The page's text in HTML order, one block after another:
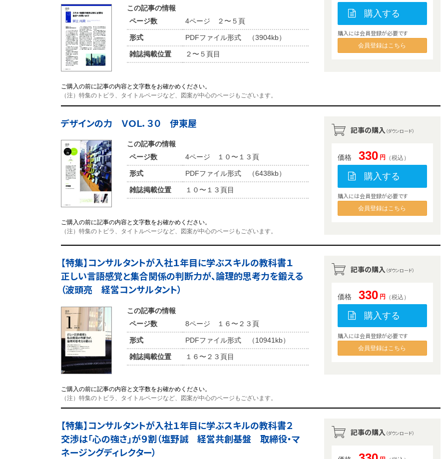
この記事の情報
ページ数
4ページ ２〜５頁
形式 PDFファイル形式 （3904kb）
雑誌掲載位置 ２〜５頁目
ご購入の前に記事の内容と文字数をお確かめください。
（注）特集のトビラ、タイトルページなど、図案が中心のページもございます。
購入する
購入には会員登録が必要です
会員登録はこちら
デザインの力 ＶＯＬ．３０ 伊東屋
この記事の情報
ページ数
4ページ １０〜１３頁
形式 PDFファイル形式 （6438kb）
雑誌掲載位置 １０〜１３頁目
ご購入の前に記事の内容と文字数をお確かめください。
（注）特集のトビラ、タイトルページなど、図案が中心のページもございます。
記事の購入 （ダウンロード）
価格 330 円 （税込）
購入する
購入には会員登録が必要です
会員登録はこちら
【特集】コンサルタントが入社１年目に学ぶスキルの教科書１
正しい言語感覚と集合関係の判断力が、論理的思考力を鍛える
（波頭亮 経営コンサルタント）
この記事の情報
ページ数
8ページ １６〜２３頁
形式 PDFファイル形式 （10941kb）
雑誌掲載位置 １６〜２３頁目
ご購入の前に記事の内容と文字数をお確かめください。
（注）特集のトビラ、タイトルページなど、図案が中心のページもございます。
記事の購入 （ダウンロード）
価格 330 円（税込）
購入する
購入には会員登録が必要です
会員登録はこちら
【特集】コンサルタントが入社１年目に学ぶスキルの教科書２
交渉は「心の強さ」が９割（塩野誠 経営共創基盤 取締役・マ
ネージングディレクター）
記事の購入 （ダウンロード）